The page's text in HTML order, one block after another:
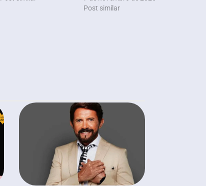
Post similar